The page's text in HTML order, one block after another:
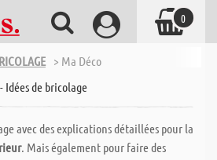
> Ma Déco
Idées de bricolage
avec des explications détaillées pour la
. Mais également pour faire des
0